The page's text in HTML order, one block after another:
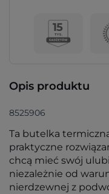
Opis produktu
8525906
Ta butelka
praktyczne
chcą mieć swój
niezależnie od
nierdzewnej z